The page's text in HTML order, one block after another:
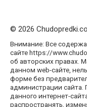
© 2026
Внимание: Все
сайте https://
об авторских правах.
данном web-сайте,
форме без
администрации сайта.
данного интернет-
распространять,